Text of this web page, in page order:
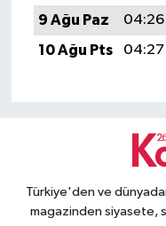
9 Ağu Paz
04:26
10 Ağu Pts
04:27
Türkiye'den ve
magazinden siyasete,